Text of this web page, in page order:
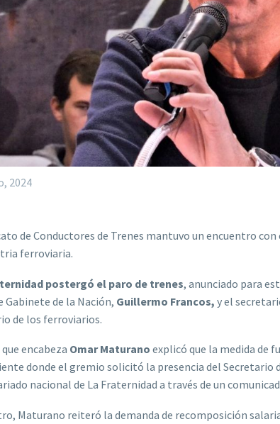
2024
de Conductores de Trenes mantuvo un encuentro
ferroviaria.
postergó el paro de trenes, anunciado para
Gabinete de la Nación, Guillermo Francos, y el
de los ferroviarios.
encabeza Omar Maturano explicó que la medida de
donde el gremio solicitó la presencia del Secretario
nacional de La Fraternidad a través de un
Maturano reiteró la demanda de recomposición